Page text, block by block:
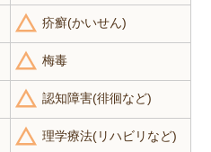
疥癬(かいせん)
梅毒
認知障害(徘徊など)
理学療法(リハビリなど)